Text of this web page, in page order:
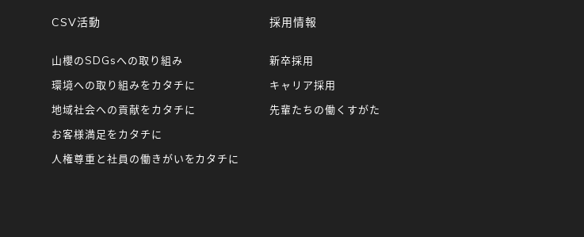
CSV活動
山櫻のSDGsへの取り組み
環境への取り組みをカタチに
地域社会への貢献をカタチに
お客様満足をカタチに
人権尊重と社員の働きがいをカタチに
採用情報
新卒採用
キャリア採用
先輩たちの働くすがた